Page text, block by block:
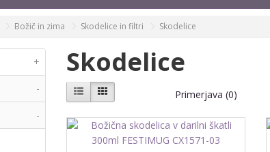
Božič in zima Skodelice in filtri Skodelice
+
-
-
Skodelice
Primerjava (0)